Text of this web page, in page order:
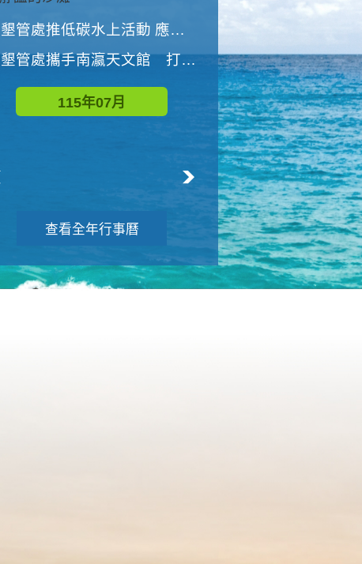
墾管處推低碳水上活動 應屆畢業生限額免費參加
墾管處攜手南瀛天文館 打造沉浸式天文探索營隊
115年07月
與國家公園有約-優游潮間
115年08月
查看全年行事曆